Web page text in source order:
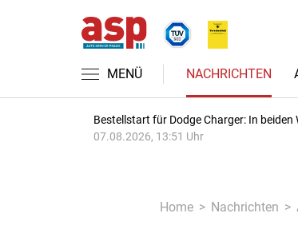
MENÜ NACHRICHTEN
Bestellstart für Dodge Charger: In beiden
07.08.2026, 13:51 Uhr
Home Nachrichten